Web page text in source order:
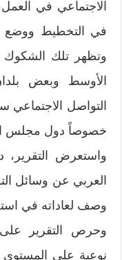
الاجتماعي في
في التخطيط ووضع
وتظهر تلك
الأوسط وبعض
التواصل الاجتماعي
خصوصاً دول مجلس
واستعرض التقرير،
العربي عن وسائل
وصف لعاداته في
وحرص التقرير
نوعية على المستوى